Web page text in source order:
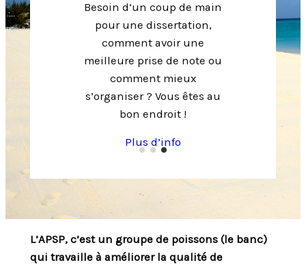
Besoin d’un coup de main
pour une dissertation,
comment avoir une
meilleure prise de note ou
comment mieux
s’organiser ? Vous êtes au
bon endroit !
Plus d’info
Notre
L’APSP, c’est un groupe de poissons (le banc)
qui travaille à améliorer la qualité de